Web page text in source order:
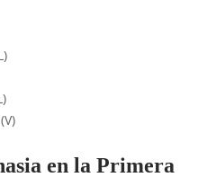
en la Primera